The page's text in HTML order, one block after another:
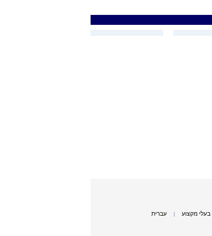
בעלי מקצוע עברית